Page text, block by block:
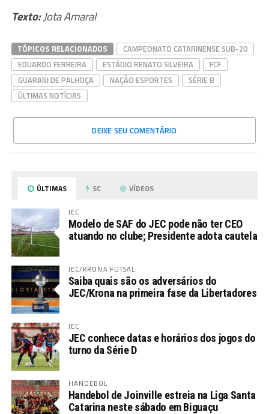
Texto:Jota Amaral
TÓPICOS RELACIONADOS
CAMPEONATO CATARINENSE SUB-20
EDUARDO FERREIRA
ESTÁDIO RENATO SILVEIRA
FCF
GUARANI DE PALHOÇA
NAÇÃO ESPORTES
SÉRIE B
ÚLTIMAS NOTÍCIAS
DEIXE SEU COMENTÁRIO
ÚLTIMAS SC VÍDEOS
JEC
Modelo de SAF do JEC pode não ter CEO
atuando no clube; Presidente adota cautela
JEC/KRONA FUTSAL
Saiba quais são os adversários do
JEC/Krona na primeira fase da Libertadores
JEC
JEC conhece datas e horários dos jogos do
turno da Série D
HANDEBOL
Handebol de Joinville estreia na Liga Santa
Catarina neste sábado em Biguaçu